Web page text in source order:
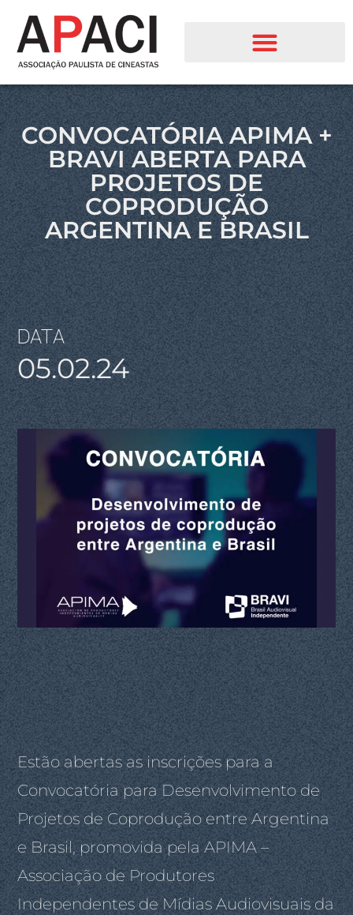
CONVOCATÓRIA APIMA +
BRAVI ABERTA PARA
PROJETOS DE
COPRODUÇÃO
ARGENTINA E BRASIL
DATA
05.02.24
Estão abertas as inscrições para a
Convocatória para Desenvolvimento de
Projetos de Coprodução entre Argentina
e Brasil, promovida pela APIMA –
Associação de Produtores
Independentes de Mídias Audiovisuais da